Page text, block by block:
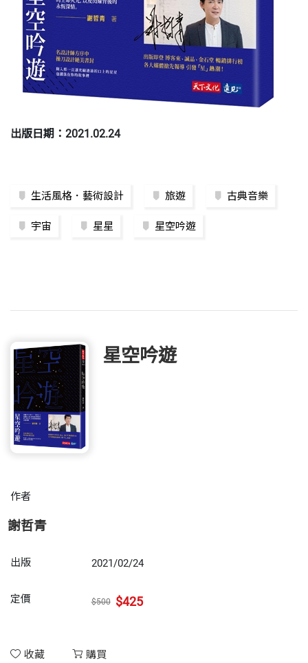
出版日期：2021.02.24
生活風格．藝術設計 旅遊 古典音樂
宇宙 星星 星空吟遊
星空吟遊
作者
謝哲青
出版 2021/02/24
定價 $500 $425
收藏 購買